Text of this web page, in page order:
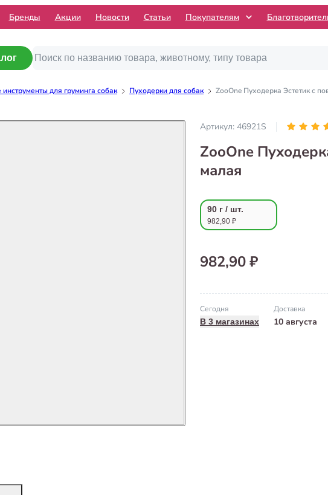
Бренды Акции Новости Статьи Покупателям
для груминга собак Пуходерки для собак ZooOne Пуходерка Эстетик с
Артикул: 46921S
ZooOne
малая
90 г / шт.
982,90 ₽
982,90 ₽
Сегодня
В 3 магазинах
Доставка
10 августа